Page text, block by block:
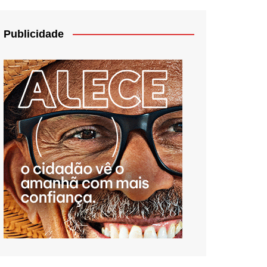
Publicidade